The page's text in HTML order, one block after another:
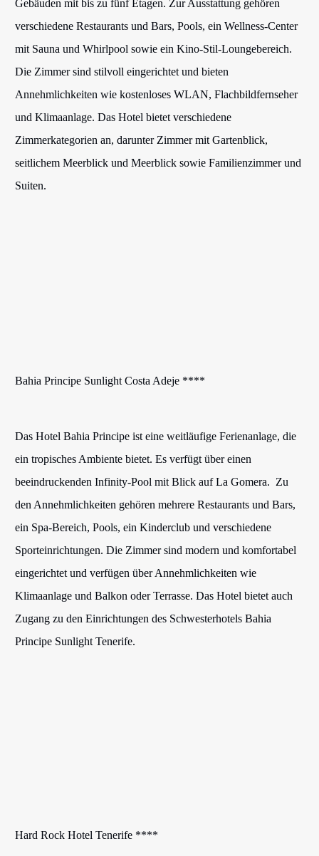
Gebäuden mit bis zu fünf Etagen. Zur Ausstattung gehören
verschiedene Restaurants und Bars, Pools, ein Wellness-Center
mit Sauna und Whirlpool sowie ein Kino-Stil-Loungebereich.
Die Zimmer sind stilvoll eingerichtet und bieten
Annehmlichkeiten wie kostenloses WLAN, Flachbildfernseher
und Klimaanlage. Das Hotel bietet verschiedene
Zimmerkategorien an, darunter Zimmer mit Gartenblick,
seitlichem Meerblick und Meerblick sowie Familienzimmer und
Suiten.
Bahia Principe Sunlight Costa Adeje ****
Das Hotel Bahia Principe ist eine weitläufige Ferienanlage, die
ein tropisches Ambiente bietet. Es verfügt über einen
beeindruckenden Infinity-Pool mit Blick auf La Gomera. Zu
den Annehmlichkeiten gehören mehrere Restaurants und Bars,
ein Spa-Bereich, Pools, ein Kinderclub und verschiedene
Sporteinrichtungen. Die Zimmer sind modern und komfortabel
eingerichtet und verfügen über Annehmlichkeiten wie
Klimaanlage und Balkon oder Terrasse. Das Hotel bietet auch
Zugang zu den Einrichtungen des Schwesterhotels Bahia
Principe Sunlight Tenerife.
Hard Rock Hotel Tenerife ****